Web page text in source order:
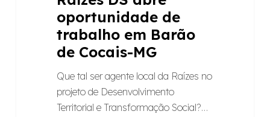
oportunidade de
trabalho em Barão
de Cocais-MG
Que tal ser agente local da Raízes no
projeto de Desenvolvimento
Territorial e Transformação Social?…